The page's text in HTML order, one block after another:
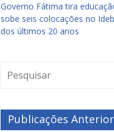
Governo Fátima tira
sobe seis colocações no
dos últimos 20 anos
Publicações